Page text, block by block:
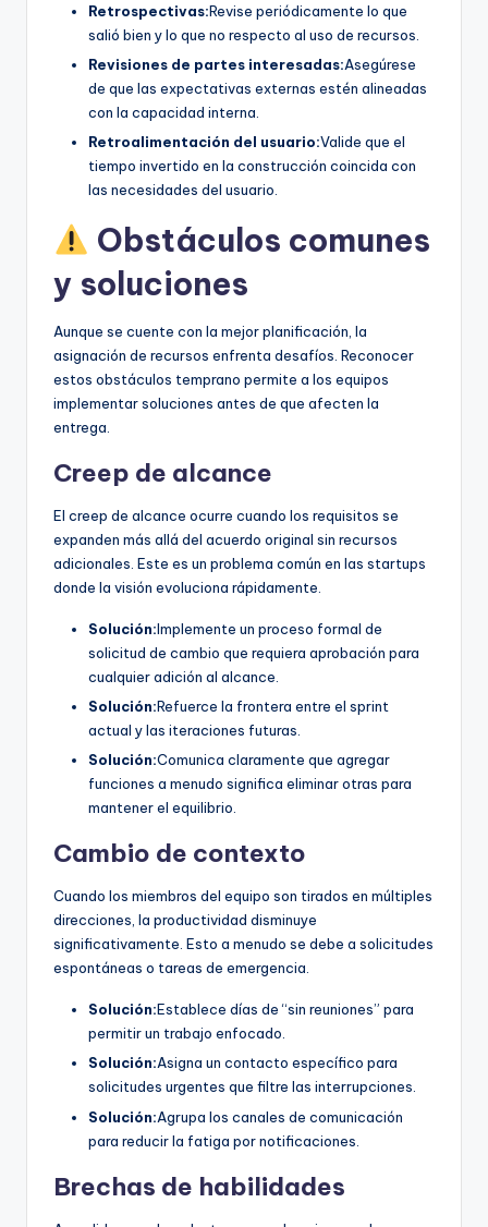
Retrospectivas:Revise periódicamente lo que
salió bien y lo que no respecto al uso de recursos.
Revisiones de partes interesadas:Asegúrese
de que las expectativas externas estén alineadas
con la capacidad interna.
Retroalimentación del usuario:Valide que el
tiempo invertido en la construcción coincida con
las necesidades del usuario.
Obstáculos comunes
y soluciones
Aunque se cuente con la mejor planificación, la
asignación de recursos enfrenta desafíos. Reconocer
estos obstáculos temprano permite a los equipos
implementar soluciones antes de que afecten la
entrega.
Creep de alcance
El creep de alcance ocurre cuando los requisitos se
expanden más allá del acuerdo original sin recursos
adicionales. Este es un problema común en las startups
donde la visión evoluciona rápidamente.
Solución:Implemente un proceso formal de
solicitud de cambio que requiera aprobación para
cualquier adición al alcance.
Solución:Refuerce la frontera entre el sprint
actual y las iteraciones futuras.
Solución:Comunica claramente que agregar
funciones a menudo significa eliminar otras para
mantener el equilibrio.
Cambio de contexto
Cuando los miembros del equipo son tirados en múltiples
direcciones, la productividad disminuye
significativamente. Esto a menudo se debe a solicitudes
espontáneas o tareas de emergencia.
Solución:Establece días de “sin reuniones” para
permitir un trabajo enfocado.
Solución:Asigna un contacto específico para
solicitudes urgentes que filtre las interrupciones.
Solución:Agrupa los canales de comunicación
para reducir la fatiga por notificaciones.
Brechas de habilidades